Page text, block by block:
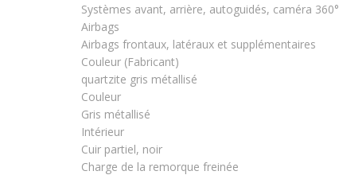
Systèmes avant, arrière, autoguidés, caméra 360°
Airbags
Airbags frontaux, latéraux et supplémentaires
Couleur (Fabricant)
quartzite gris métallisé
Couleur
Gris métallisé
Intérieur
Cuir partiel, noir
Charge de la remorque freinée